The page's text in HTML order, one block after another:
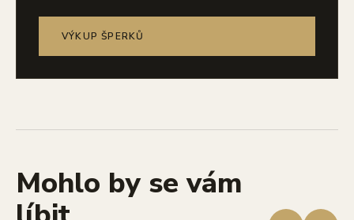
VÝKUP ŠPERKŮ
Mohlo by se vám